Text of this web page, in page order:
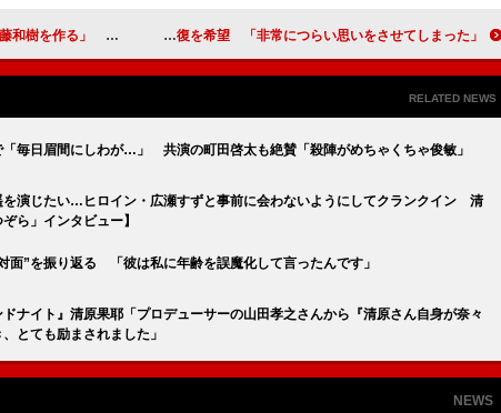
「最後まで付いていく」 吉本興業・岡本社長、宮迫＆田村亮との関係修復を希望 「非常につらい思いをさせてしまった」
RELATED NEWS
毎日眉間にしわが…」 共演の町田啓太も絶賛「殺陣がめちゃくちゃ俊敏」
を演じたい…ヒロイン・広瀬すずと事前に会わないようにしてクランクイン 清
ら」インタビュー】
面”を振り返る 「彼は私に年齢を誤魔化して言ったんです」
ドナイト』清原果耶「プロデューサーの山田孝之さんから『清原さん自身が奈々
とても励まされました」
NEWS